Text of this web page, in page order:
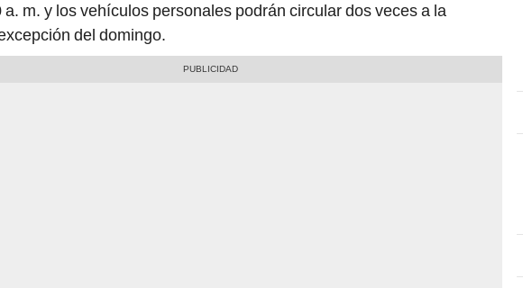
a. m. y los vehículos personales podrán circular dos veces a la
del domingo.